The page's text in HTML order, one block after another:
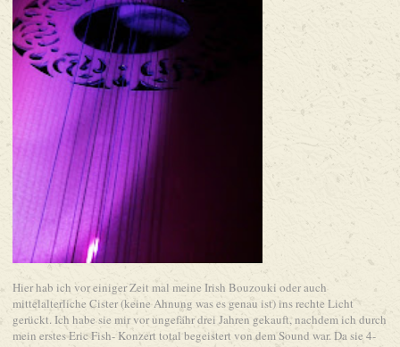
Hier hab ich vor einiger Zeit mal meine Irish Bouzouki oder auch
mittelalterliche Cister (keine Ahnung was es genau ist) ins rechte Licht
gerückt. Ich habe sie mir vor ungefähr drei Jahren gekauft, nachdem ich durch
mein erstes Eric Fish- Konzert total begeistert von dem Sound war. Da sie 4-